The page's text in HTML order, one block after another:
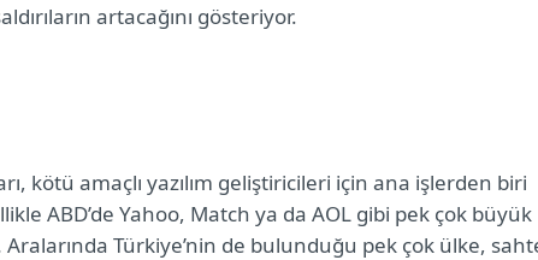
artacağını gösteriyor.
kötü amaçlı yazılım geliştiricileri için ana işlerden biri
ABD’de Yahoo, Match ya da AOL gibi pek çok büyük
Aralarında Türkiye’nin de bulunduğu pek çok ülke,